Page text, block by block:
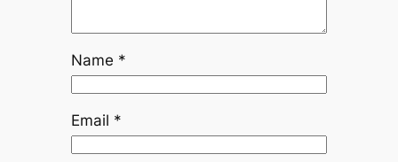
Name *
Email *